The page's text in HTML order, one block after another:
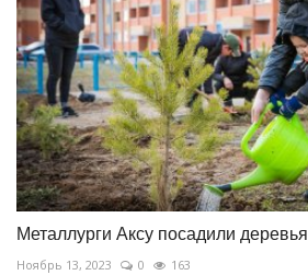
Металлурги Аксу посадили деревья
Ноябрь 13, 2023 0 163